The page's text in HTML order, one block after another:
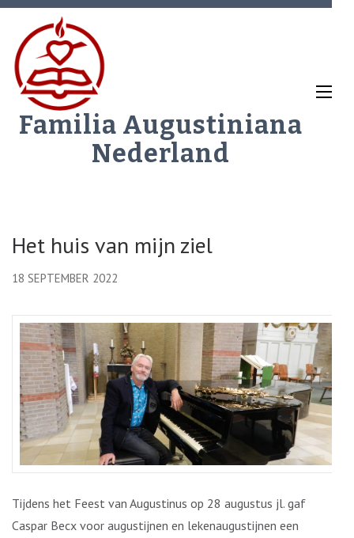
Ga
inhoud
(Druk
enter)
Familia Augustiniana
Nederland
Het huis van mijn ziel
18 SEPTEMBER 2022
Tijdens het Feest van Augustinus op 28 augustus jl. gaf
Caspar Becx voor augustijnen en lekenaugustijnen een